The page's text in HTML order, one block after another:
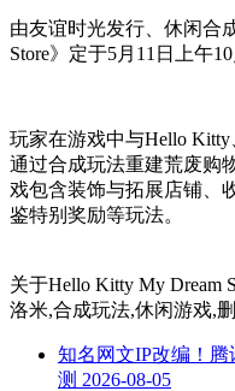
由友谊时光发行、休闲合
Store》定于5月11日上午
玩家在游戏中与Hello
通过合成玩法重建荒废购
戏包含装饰与拓展店铺、
鉴特别奖励等玩法。
关于Hello Kitty My Dream
洛米,合成玩法,休闲游戏,
知名网文IP改编！
测 2026-08-05